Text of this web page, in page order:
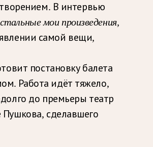
В интервью
мои произведения,
самой вещи,
постановку балета
Работа идёт тяжело,
до премьеры театр
Пушкова, сделавшего